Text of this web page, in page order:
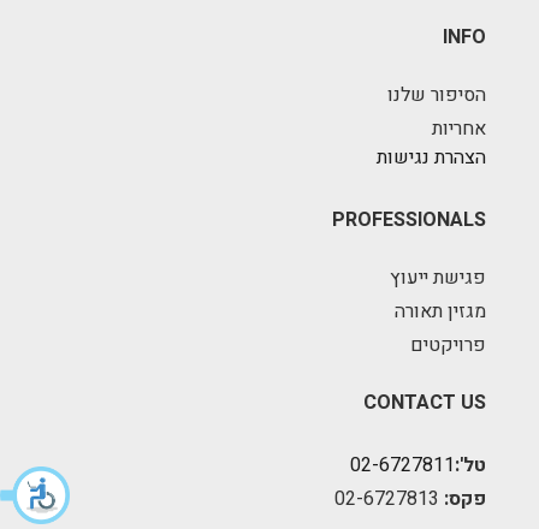
INFO
הסיפור שלנו
אחריות
הצהרת נגישות
PROFESSIONALS
פגישת ייעוץ
מגזין תאורה
פרויקטים
CONTACT US
טל':02-6727811
פקס: